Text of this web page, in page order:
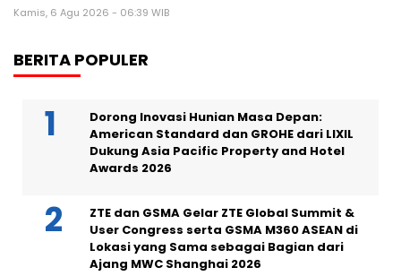
Kamis, 6 Agu 2026 - 06:39 WIB
BERITA POPULER
Dorong Inovasi Hunian Masa Depan:
American Standard dan GROHE dari LIXIL
Dukung Asia Pacific Property and Hotel
Awards 2026
ZTE dan GSMA Gelar ZTE Global Summit &
User Congress serta GSMA M360 ASEAN di
Lokasi yang Sama sebagai Bagian dari
Ajang MWC Shanghai 2026